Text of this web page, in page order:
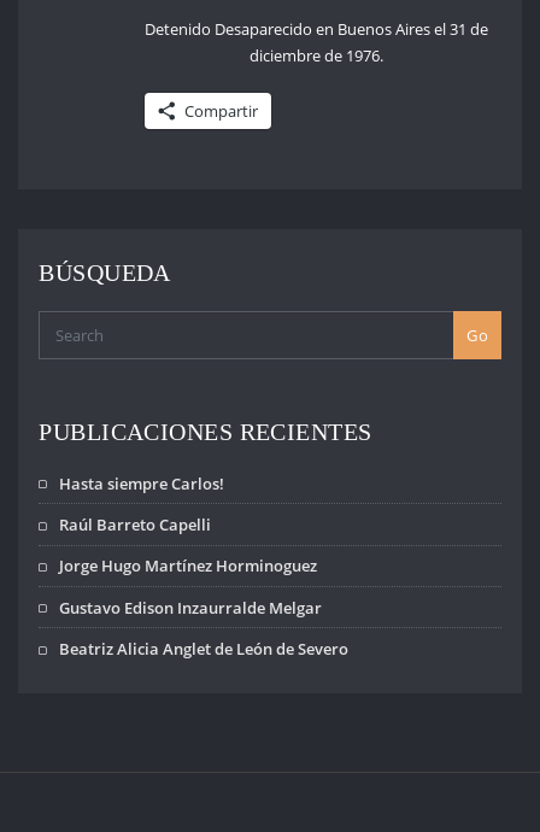
Detenido Desaparecido en Buenos Aires el 31 de
diciembre de 1976.
Compartir
BÚSQUEDA
Go
PUBLICACIONES RECIENTES
Hasta siempre Carlos!
Raúl Barreto Capelli
Jorge Hugo Martínez Horminoguez
Gustavo Edison Inzaurralde Melgar
Beatriz Alicia Anglet de León de Severo